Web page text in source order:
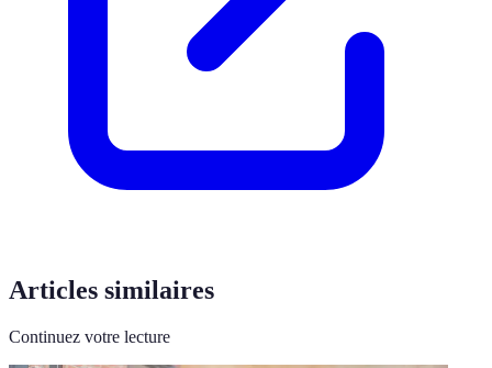
Articles similaires
Continuez votre lecture